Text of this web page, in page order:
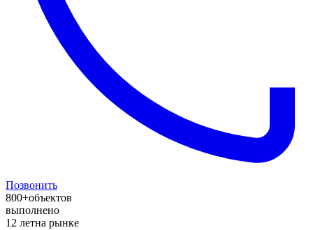
Позвонить
800+объектов
выполнено
12 летна рынке